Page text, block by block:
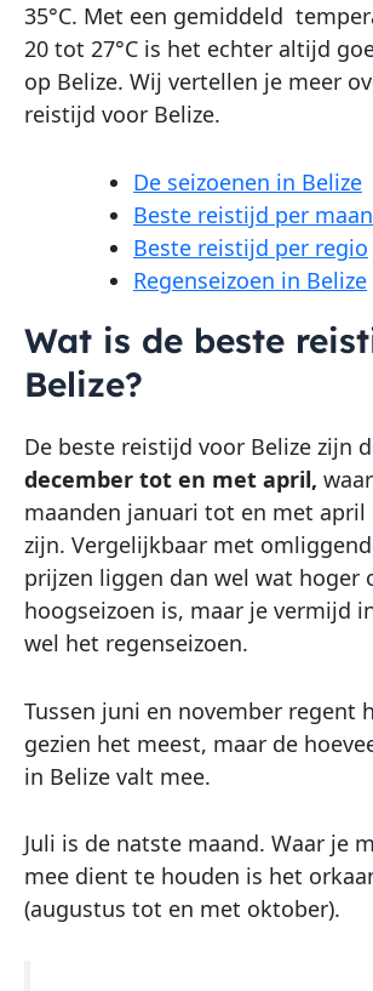
35°C. Met een gemiddeld
20 tot 27°C is het echter altijd
op Belize. Wij vertellen je meer
reistijd voor Belize.
De seizoenen in Belize
Beste reistijd per
Beste reistijd per regio
Regenseizoen in Belize
Wat is de beste
Belize?
De beste reistijd voor Belize zijn
december tot en met april,
maanden januari tot en met
zijn. Vergelijkbaar met
prijzen liggen dan wel wat hoger
hoogseizoen is, maar je vermijd
wel het regenseizoen.
Tussen juni en november regent
gezien het meest, maar de
in Belize valt mee.
Juli is de natste maand. Waar je
mee dient te houden is het
(augustus tot en met oktober).